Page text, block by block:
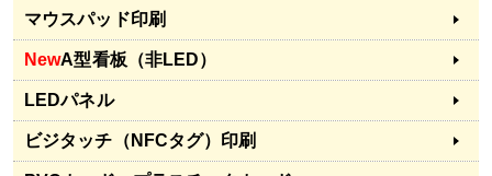
マウスパッド印刷
NewA型看板（非LED）
LEDパネル
ビジタッチ（NFCタグ）印刷